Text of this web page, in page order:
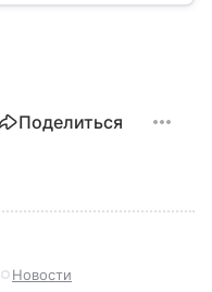
Поделиться
Новости